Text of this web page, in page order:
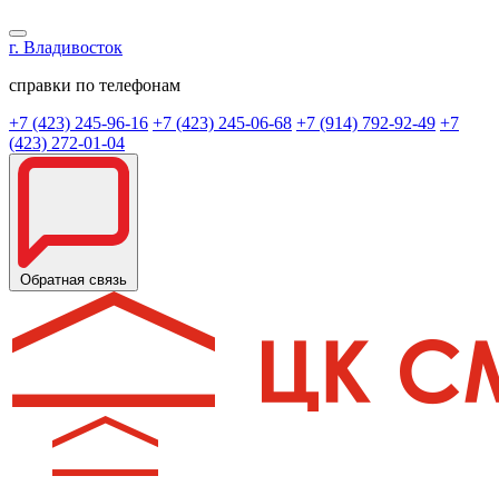
г. Владивосток
справки по телефонам
+7 (423) 245-96-16 +7 (423) 245-06-68 +7 (914) 792-92-49 +7
(423) 272-01-04
Обратная связь